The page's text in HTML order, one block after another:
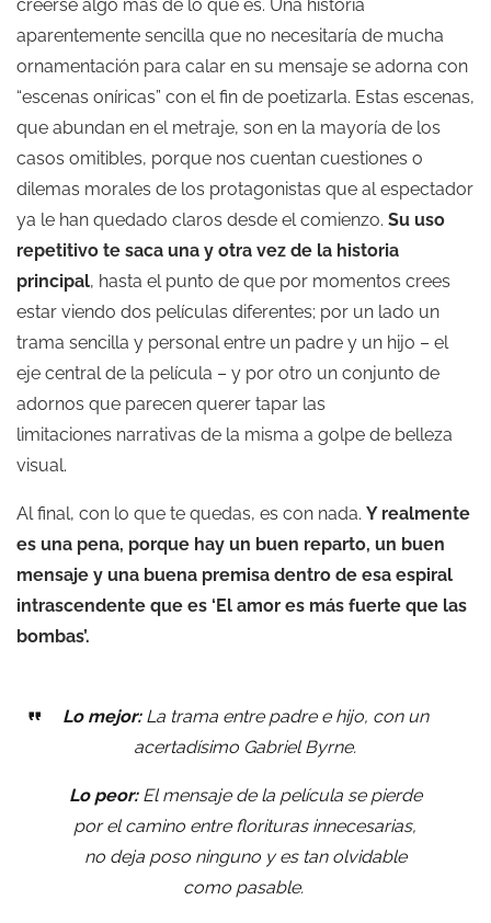
creerse algo más de lo que es. Una historia
aparentemente sencilla que no necesitaría de mucha
ornamentación para calar en su mensaje se adorna con
“escenas oníricas” con el fin de poetizarla. Estas escenas,
que abundan en el metraje, son en la mayoría de los
casos omitibles, porque nos cuentan cuestiones o
dilemas morales de los protagonistas que al espectador
ya le han quedado claros desde el comienzo. Su uso
repetitivo te saca una y otra vez de la historia
principal, hasta el punto de que por momentos crees
estar viendo dos películas diferentes; por un lado un
trama sencilla y personal entre un padre y un hijo – el
eje central de la película – y por otro un conjunto de
adornos que parecen querer tapar las
limitaciones narrativas de la misma a golpe de belleza
visual.
Al final, con lo que te quedas, es con nada. Y realmente
es una pena, porque hay un buen reparto, un buen
mensaje y una buena premisa dentro de esa espiral
intrascendente que es ‘El amor es más fuerte que las
bombas’.
Lo mejor:La trama entre padre e hijo, con un
acertadísimo Gabriel Byrne.
Lo peor:El mensaje de la película se pierde
por el camino entre florituras innecesarias,
no deja poso ninguno y es tan olvidable
como pasable.